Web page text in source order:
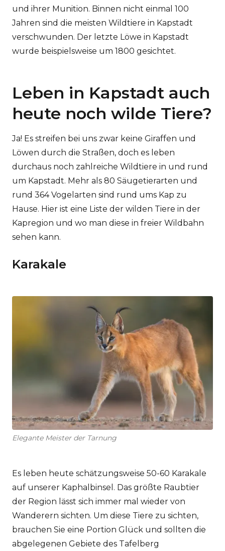
und ihrer Munition. Binnen nicht einmal 100
Jahren sind die meisten Wildtiere in Kapstadt
verschwunden. Der letzte Löwe in Kapstadt
wurde beispielsweise um 1800 gesichtet.
Leben in Kapstadt auch
heute noch wilde Tiere?
Ja! Es streifen bei uns zwar keine Giraffen und
Löwen durch die Straßen, doch es leben
durchaus noch zahlreiche Wildtiere in und rund
um Kapstadt. Mehr als 80 Säugetierarten und
rund 364 Vogelarten sind rund ums Kap zu
Hause. Hier ist eine Liste der wilden Tiere in der
Kapregion und wo man diese in freier Wildbahn
sehen kann.
Karakale
Elegante Meister der Tarnung
Es leben heute schätzungsweise 50-60 Karakale
auf unserer Kaphalbinsel. Das größte Raubtier
der Region lässt sich immer mal wieder von
Wanderern sichten. Um diese Tiere zu sichten,
brauchen Sie eine Portion Glück und sollten die
abgelegenen Gebiete des Tafelberg